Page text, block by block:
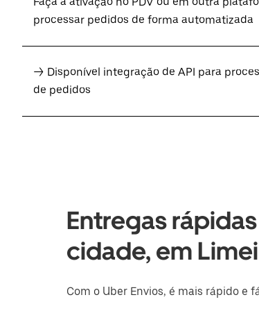
processar pedidos de forma automatizada
→ Disponível integração de API para
de pedidos
Entregas
cidade, em
Com o Uber Envios, é mais rápido e